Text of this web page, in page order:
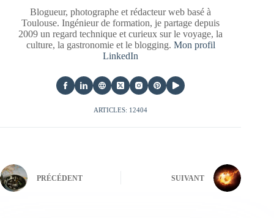
Blogueur, photographe et rédacteur web basé à
Toulouse. Ingénieur de formation, je partage depuis
2009 un regard technique et curieux sur le voyage, la
culture, la gastronomie et le blogging. Mon profil
LinkedIn
ARTICLES: 12404
PRÉCÉDENT SUIVANT